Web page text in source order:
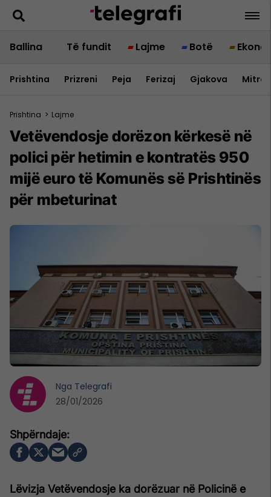
Ballina Të fundit Lajme Botë
Prishtina Prizreni Peja Ferizaj Gjakova
Prishtina > Lajme
Vetëvendosje dorëzon kërkesë në
polici për hetimin e kontratës 950
mijë euro të Komunës së Prishtinës
për mbeturinat
Lëvizja Vetëvendosje ka dorëzuar në Policinë e
Nga Telegrafi
28/01/2026